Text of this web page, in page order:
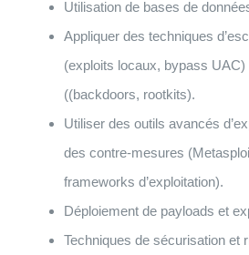
Utilisation de bases de
Appliquer des techniques
(exploits locaux, bypass
((backdoors, rootkits).
Utiliser des outils avancés
des contre-mesures
frameworks d’exploitation).
Déploiement de payloads et
Techniques de sécurisation et